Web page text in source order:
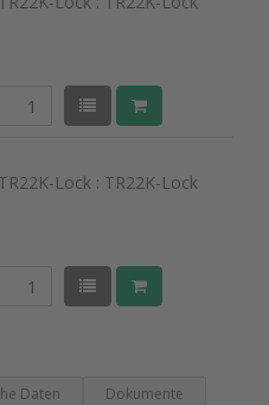
Lock : TR22K-Lock
Daten Dokumente